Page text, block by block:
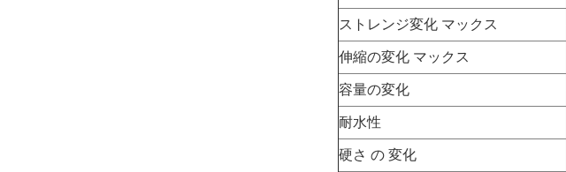
ストレンジ変化 マックス
伸縮の変化 マックス
容量の変化
耐水性
硬さ の 変化